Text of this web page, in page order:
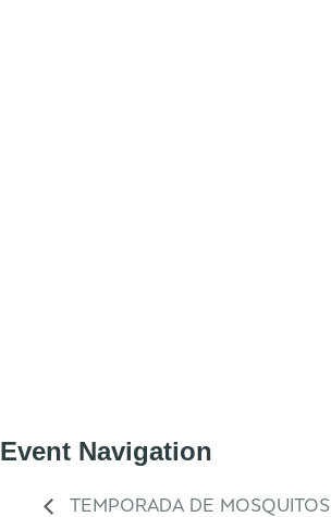
Event Navigation
TEMPORADA DE MOSQUITOS